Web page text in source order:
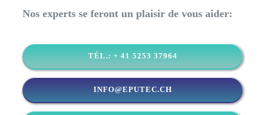
Nos experts se feront un plaisir de vous aider:
TÉL.: + 41 5253 37964
INFO@EPUTEC.CH